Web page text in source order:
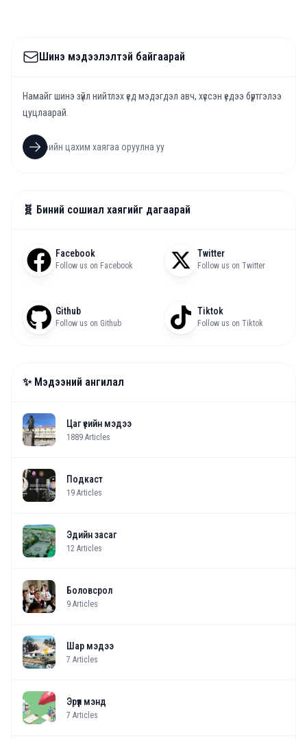
Шинэ мэдээлэлтэй байгаарай
Намайг шинэ зүйл нийтлэх үед мэдэгдэл авч, хүссэн үедээ бүртгэлээ
цуцлаарай.
🧬 Биний сошиал хаягийг дагаарай
Facebook
Follow us on Facebook
Twitter
Follow us on Twitter
Github
Follow us on Github
Tiktok
Follow us on Tiktok
✨ Мэдээний ангилал
Цаг үеийн мэдээ
1889 Articles
Подкаст
19 Articles
Эдийн засаг
12 Articles
Боловсрол
9 Articles
Шар мэдээ
7 Articles
Эрүүл мэнд
7 Articles